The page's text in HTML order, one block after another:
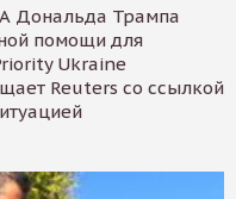
Дональда Трампа
помощи для
Ukraine
Reuters со ссылкой